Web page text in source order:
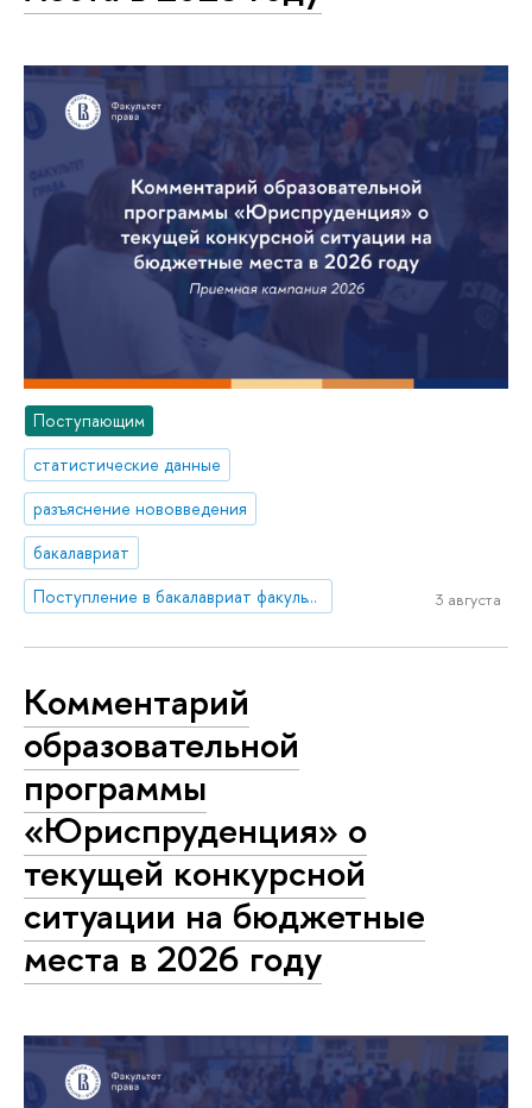
Поступающим
статистические данные
разъяснение нововведения
бакалавриат
Поступление в бакалавриат факультета права
3 августа
Комментарий
образовательной
программы
«Юриспруденция» о
текущей конкурсной
ситуации на бюджетные
места в 2026 году